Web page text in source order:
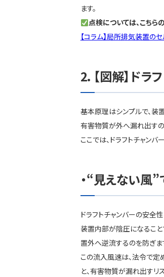
ます。
点検については、こちら
【コラム】局所排気装置の
【図解】ド
基本原理はシンプルで、装
有害物質が外へ漏れ出すの
ここでは、ドラフトチャン
“見えない風”
ドラフトチャンバーの安全
装置内部が陰圧になるこ
置外へ逆流するのを防ぎま
この流入風速は、法令で定
と、有害物質が漏れ出すリ